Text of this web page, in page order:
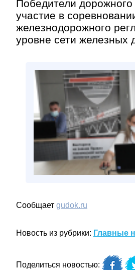
Победители дорожного
участие в
железнодорожного
уровне сети железных
Сообщает gudok.ru
Новость из рубрики: Главные
Поделиться новостью: